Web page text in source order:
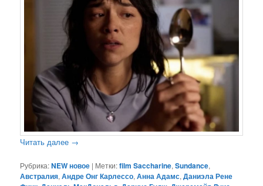
Читать далее →
Рубрика:NEW новое | Метки:film Saccharine,Sundance,
Австралия,Андре Онг Карлессо,Анна Адамс,Даниэла Рене